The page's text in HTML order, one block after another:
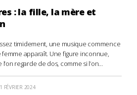
: la fille, la mère et
timidement, une musique commence
apparaît. Une figure inconnue,
regarde de dos, comme si l’on...
1 FÉVRIER 2024